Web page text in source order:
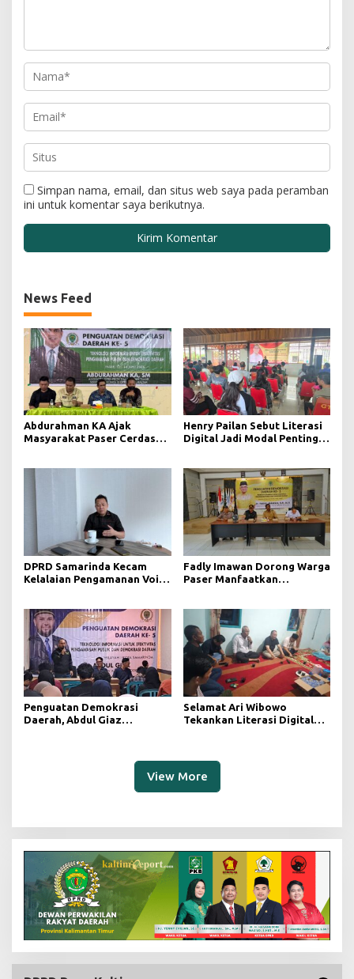
Simpan nama, email, dan situs web saya pada peramban
ini untuk komentar saya berikutnya.
News Feed
Abdurahman KA Ajak
Masyarakat Paser Cerdas
Henry Pailan Sebut Literasi
Digital Jadi Modal Penting
DPRD Samarinda Kecam
Kelalaian Pengamanan Void
Fadly Imawan Dorong Warga
Paser Manfaatkan
Pemerintahan
Penguatan Demokrasi
Daerah, Abdul Giaz
Selamat Ari Wibowo
Tekankan Literasi Digital
View More